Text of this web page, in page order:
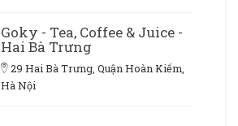
Goky - Tea, Coffee & Juice -
Hai Bà Trưng
29 Hai Bà Trưng, Quận Hoàn Kiếm,
Hà Nội